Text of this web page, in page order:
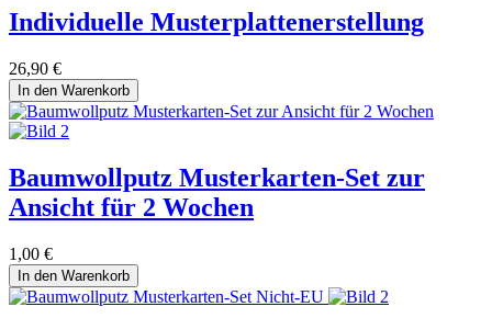
Individuelle Musterplattenerstellung
26,90 €
In den Warenkorb
Baumwollputz Musterkarten-Set zur
Ansicht für 2 Wochen
1,00 €
In den Warenkorb